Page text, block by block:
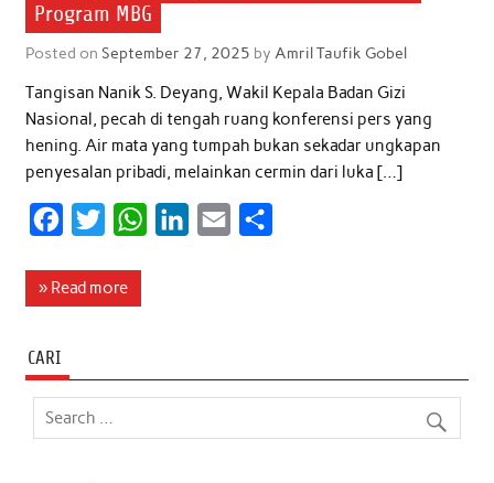
Program MBG
Posted on September 27, 2025 by Amril Taufik Gobel
Tangisan Nanik S. Deyang, Wakil Kepala Badan Gizi
Nasional, pecah di tengah ruang konferensi pers yang
hening. Air mata yang tumpah bukan sekadar ungkapan
penyesalan pribadi, melainkan cermin dari luka […]
c
o
o
i
e
r
W
A
d
» Read more
CARI